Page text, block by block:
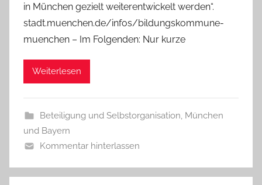
in München gezielt weiterentwickelt werden“.
stadt.muenchen.de/infos/bildungskommune-
muenchen – Im Folgenden: Nur kurze
Weiterlesen
Beteiligung und Selbstorganisation, München
und Bayern
Kommentar hinterlassen